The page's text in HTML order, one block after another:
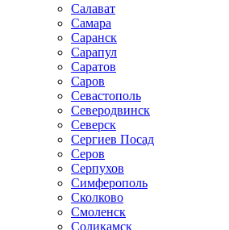
Салават
Самара
Саранск
Сарапул
Саратов
Саров
Севастополь
Северодвинск
Северск
Сергиев Посад
Серов
Серпухов
Симферополь
Сколково
Смоленск
Соликамск